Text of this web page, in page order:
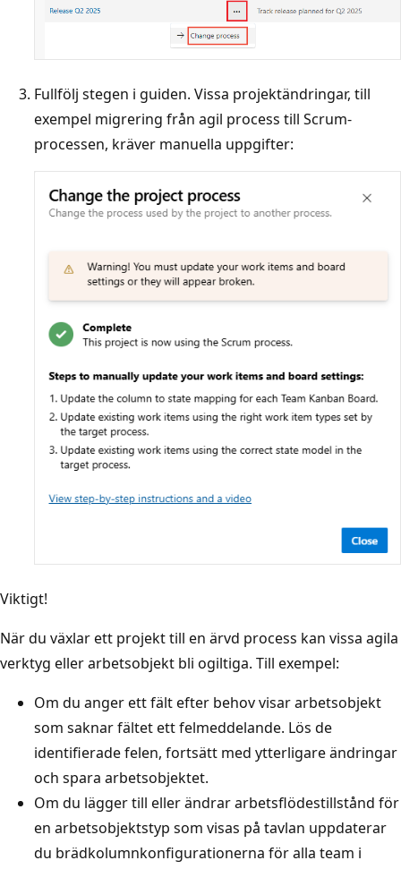
Fullfölj stegen i guiden. Vissa projektändringar, till
exempel migrering från agil process till Scrum-
processen, kräver manuella uppgifter:
Viktigt!
När du växlar ett projekt till en ärvd process kan vissa agila
verktyg eller arbetsobjekt bli ogiltiga. Till exempel:
Om du anger ett fält efter behov visar arbetsobjekt
som saknar fältet ett felmeddelande. Lös de
identifierade felen, fortsätt med ytterligare ändringar
och spara arbetsobjektet.
Om du lägger till eller ändrar arbetsflödestillstånd för
en arbetsobjektstyp som visas på tavlan uppdaterar
du brädkolumnkonfigurationerna för alla team i